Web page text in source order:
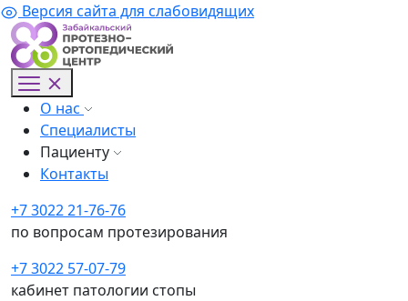
Версия сайта для слабовидящих
О нас
Специалисты
Пациенту
Контакты
+7 3022 21-76-76
по вопросам протезирования
+7 3022 57-07-79
кабинет патологии стопы